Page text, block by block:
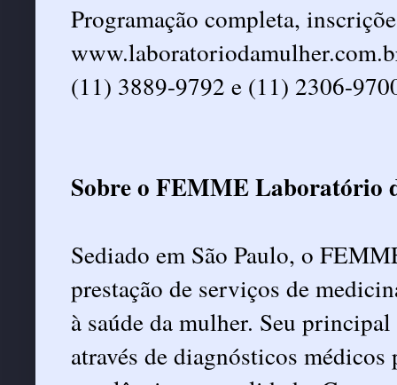
Programação completa,
(11) 3889-9792 e (11) 2306-
Sobre o FEMME Laboratório
Sediado em São Paulo, o
prestação de serviços de
à saúde da mulher. Seu
através de diagnósticos